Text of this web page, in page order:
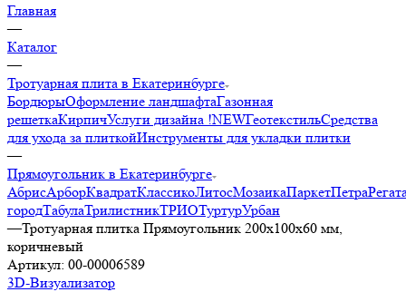
Главная
—
Каталог
—
Тротуарная плита в Екатеринбурге
БордюрыОформление ландшафтаГазонная
решеткаКирпичУслуги дизайна !NEWГеотекстильСредства
для ухода за плиткойИнструменты для укладки плитки
—
Прямоугольник в Екатеринбурге
АбрисАрборКвадратКлассикоЛитосМозаикаПаркетПетра
городТабулаТрилистникТРИОТуртурУрбан
—Тротуарная плитка Прямоугольник 200х100х60 мм,
коричневый
Артикул: 00-00006589
3D-Визуализатор